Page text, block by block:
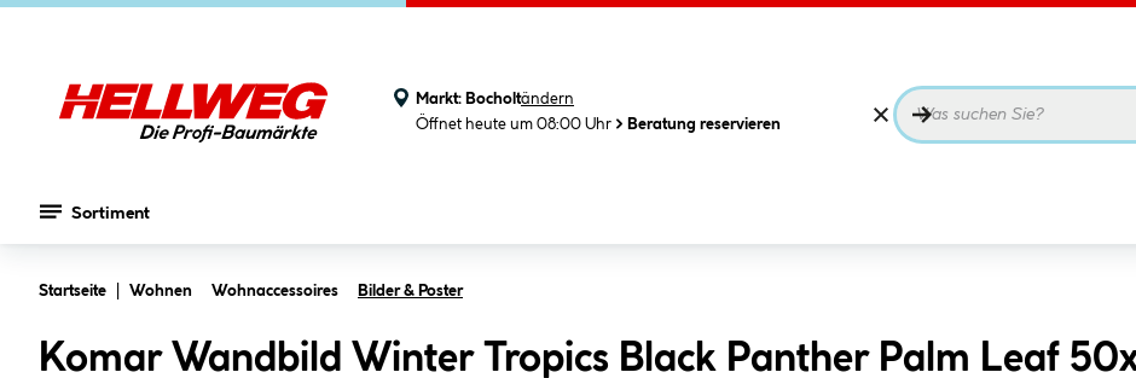
Markt: Bocholtändern
Öffnet heute um 08:00 Uhr
Beratung reservieren
Sortiment
Startseite Wohnen Wohnaccessoires Bilder & Poster
Komar Wandbild Winter Tropics Black Panther Palm Leaf